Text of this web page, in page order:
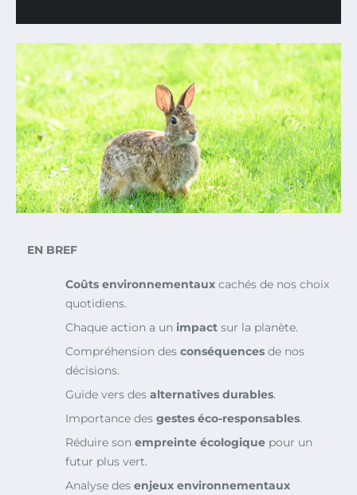
EN BREF
Coûts environnementaux cachés de nos choix
quotidiens.
Chaque action a un impact sur la planète.
Compréhension des conséquences de nos
décisions.
Guide vers des alternatives durables.
Importance des gestes éco-responsables.
Réduire son empreinte écologique pour un
futur plus vert.
Analyse des enjeux environnementaux